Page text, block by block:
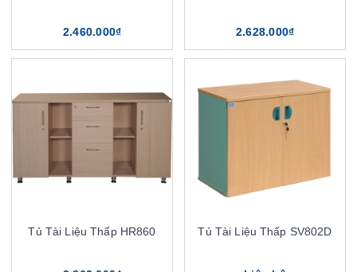
2.460.000₫ 2.628.000₫
Tủ Tài Liệu Thấp HR860 Tủ Tài Liệu Thấp SV802D